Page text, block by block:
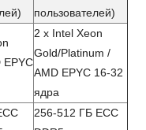
пользователей)
EPYC
2 x Intel Xeon
Gold/Platinum /
AMD EPYC 16-32
ядра
256-512 ГБ ECC